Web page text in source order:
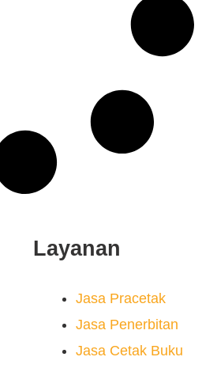
Layanan
Jasa Pracetak
Jasa Penerbitan
Jasa Cetak Buku